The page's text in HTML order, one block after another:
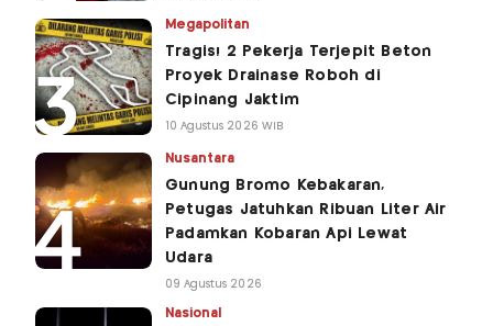
Megapolitan
Tragis! 2 Pekerja Terjepit Beton
Proyek Drainase Roboh di
Cipinang Jaktim
10 Agustus 2026 WIB
Nusantara
Gunung Bromo Kebakaran,
Petugas Jatuhkan Ribuan Liter Air
Padamkan Kobaran Api Lewat
Udara
09 Agustus 2026
Nasional